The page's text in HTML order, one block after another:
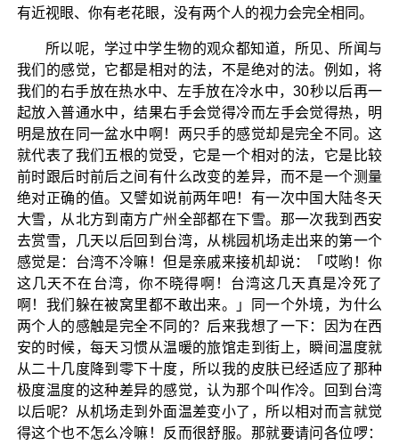
有近视眼、你有老花眼，没有两个人的视力会完全相同。
所以呢，学过中学生物的观众都知道，所见、所闻与
我们的感觉，它都是相对的法，不是绝对的法。例如，将
我们的右手放在热水中、左手放在冷水中，30秒以后再一
起放入普通水中，结果右手会觉得冷而左手会觉得热，明
明是放在同一盆水中啊！两只手的感觉却是完全不同。这
就代表了我们五根的觉受，它是一个相对的法，它是比较
前时跟后时前后之间有什么改变的差异，而不是一个测量
绝对正确的值。又譬如说前两年吧！有一次中国大陆冬天
大雪，从北方到南方广州全部都在下雪。那一次我到西安
去赏雪，几天以后回到台湾，从桃园机场走出来的第一个
感觉是：台湾不冷嘛！但是亲戚来接机却说：「哎哟！你
这几天不在台湾，你不晓得啊！台湾这几天真是冷死了
啊！我们躲在被窝里都不敢出来。」同一个外境，为什么
两个人的感触是完全不同的？后来我想了一下：因为在西
安的时候，每天习惯从温暖的旅馆走到街上，瞬间温度就
从二十几度降到零下十度，所以我的皮肤已经适应了那种
极度温度的这种差异的感觉，认为那个叫作冷。回到台湾
以后呢？从机场走到外面温差变小了，所以相对而言就觉
得这个也不怎么冷嘛！反而很舒服。那就要请问各位啰：